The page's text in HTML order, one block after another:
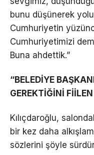
bunu düşünerek
Cumhuriyetin
Cumhuriyetimizi
Buna ahdettik.”
“BELEDİYE
GEREKTİĞİNİ
Kılıçdaroğlu,
bir kez daha
sözlerini şöyle